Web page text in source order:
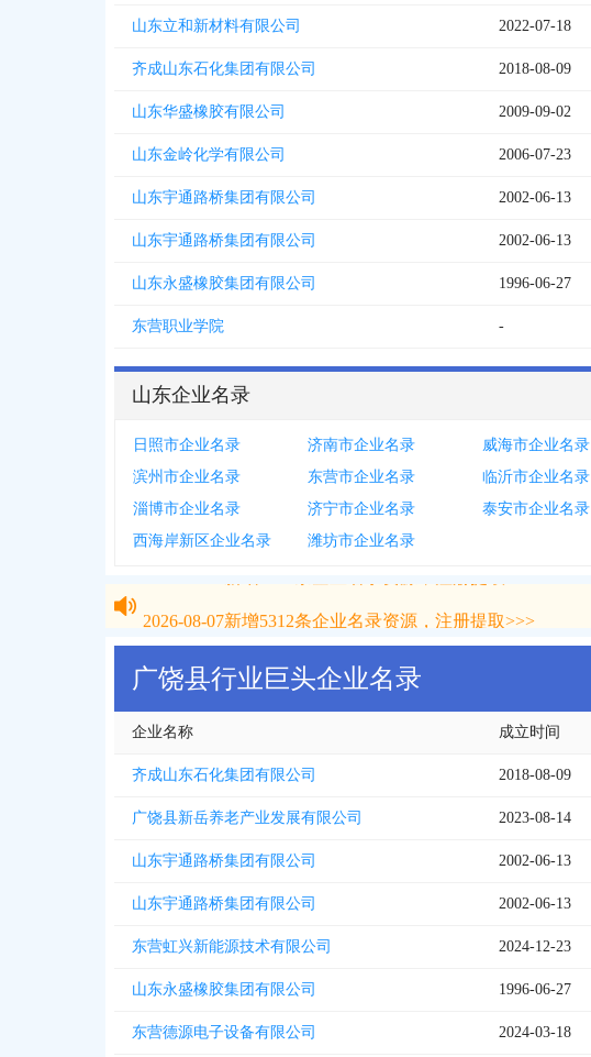
山东立和新材料有限公司 2022-07-18
齐成山东石化集团有限公司 2018-08-09
山东华盛橡胶有限公司 2009-09-02
山东金岭化学有限公司 2006-07-23
山东宇通路桥集团有限公司 2002-06-13
山东宇通路桥集团有限公司 2002-06-13
山东永盛橡胶集团有限公司 1996-06-27
东营职业学院 -
山东企业名录
日照市企业名录 济南市企业名录 威海市企业名录
滨州市企业名录
东营市企业名录 临沂市企业名录
淄博市企业名录
济宁市企业名录 泰安市企业名录
西海岸新区企业名录
潍坊市企业名录
2026-08-07新增5312条企业名录资源，注册提取>>>
广饶县行业巨头企业名录
企业名称 成立时间
齐成山东石化集团有限公司 2018-08-09
广饶县新岳养老产业发展有限公司 2023-08-14
山东宇通路桥集团有限公司 2002-06-13
山东宇通路桥集团有限公司 2002-06-13
东营虹兴新能源技术有限公司 2024-12-23
山东永盛橡胶集团有限公司 1996-06-27
东营德源电子设备有限公司 2024-03-18